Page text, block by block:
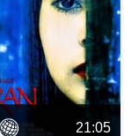
21:05